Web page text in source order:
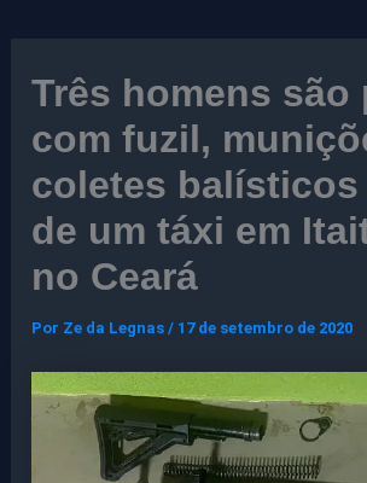
Três homens são
com fuzil,
coletes
de um táxi em
no Ceará
Por Ze da Legnas/ 17 de setembro de 2020